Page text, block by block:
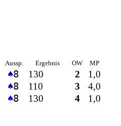
Aussp. Ergebnis OW MP
♠8 130 2
1,0
♠8 110 3
4,0
♠8 130 4 1,0